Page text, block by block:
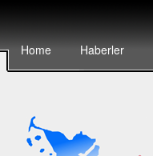
Home Haberler